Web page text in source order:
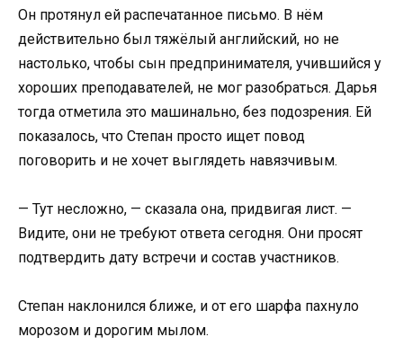
Он протянул ей распечатанное письмо. В нём
действительно был тяжёлый английский, но не
настолько, чтобы сын предпринимателя, учившийся у
хороших преподавателей, не мог разобраться. Дарья
тогда отметила это машинально, без подозрения. Ей
показалось, что Степан просто ищет повод
поговорить и не хочет выглядеть навязчивым.
— Тут несложно, — сказала она, придвигая лист. —
Видите, они не требуют ответа сегодня. Они просят
подтвердить дату встречи и состав участников.
Степан наклонился ближе, и от его шарфа пахнуло
морозом и дорогим мылом.